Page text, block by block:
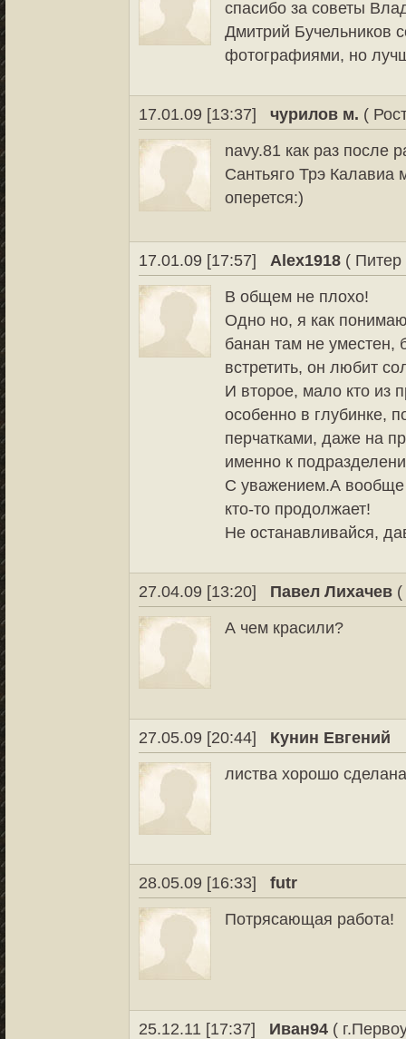
спасибо за советы
Дмитрий Бучельников
фотографиями, но
17.01.09 [13:37] чурилов м. (
navy.81 как раз после
Сантьяго Трэ Калавиа
оперется:)
17.01.09 [17:57] Alex1918 ( Питер
В общем не плохо!
Одно но, я как
банан там не уместен,
встретить, он любит
И второе, мало кто из
особенно в глубинке,
перчатками, даже на
именно к
С уважением.А вообще
кто-то продолжает!
Не останавливайся,
27.04.09 [13:20] Павел Лихачев
А чем красили?
27.05.09 [20:44]
Кунин Евгений
листва хорошо
28.05.09 [16:33]
futr
Потрясающая работа!
25.12.11 [17:37] Иван94 (